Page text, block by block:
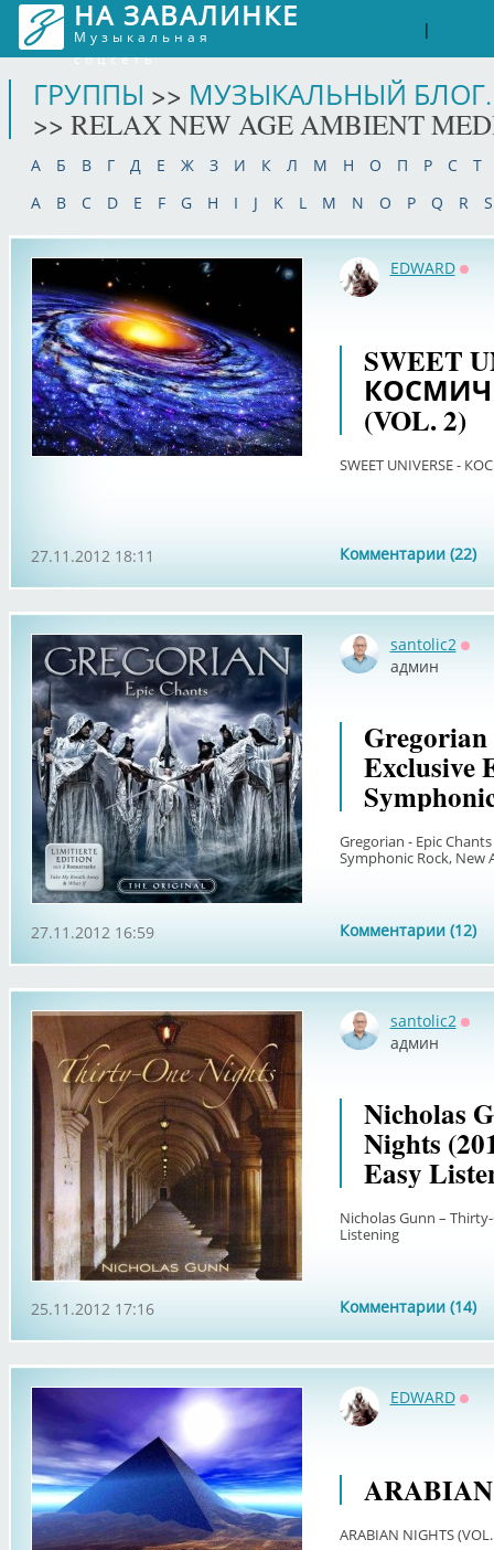
НА ЗАВАЛИНКЕ
Музыкальная
соцсеть
|
ГРУППЫ >> МУЗЫКАЛЬНЫЙ
>> RELAX NEW AGE AMBIENT
А Б В Г Д Е Ж З И К Л М Н О П Р С
Т
A
B C D E F G H I J K L M N O P Q R S
EDWARD
SWEET
(VOL. 2)
SWEET UNIVERSE -
Комментарии (22)
27.11.2012 18:11
santolic2
админ
Exclusive
Gregorian - Epic
Symphonic Rock, New
Комментарии (12)
27.11.2012 16:59
santolic2
админ
Nicholas
Nights
Easy
Nicholas Gunn –
Listening
Комментарии (14)
25.11.2012 17:16
EDWARD
ARABIAN NIGHTS